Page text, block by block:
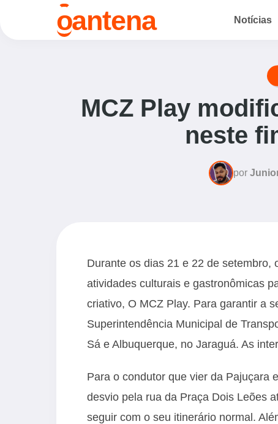
oantena Notícias
MCZ Play
neste
por
Durante os dias 21 e 22 de
atividades culturais e gastronômicas
criativo, O MCZ Play. Para garantir a
Superintendência Municipal de
Sá e Albuquerque, no Jaraguá. As
Para o condutor que vier da Pajuçara
desvio pela rua da Praça Dois Leões
seguir com o seu itinerário normal.